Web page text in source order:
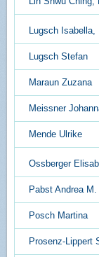
Lugsch Isabella,
Lugsch Stefan
Maraun Zuzana
Meissner
Mende Ulrike
Ossberger
Pabst Andrea M.
Posch Martina
Prosenz-Lippert